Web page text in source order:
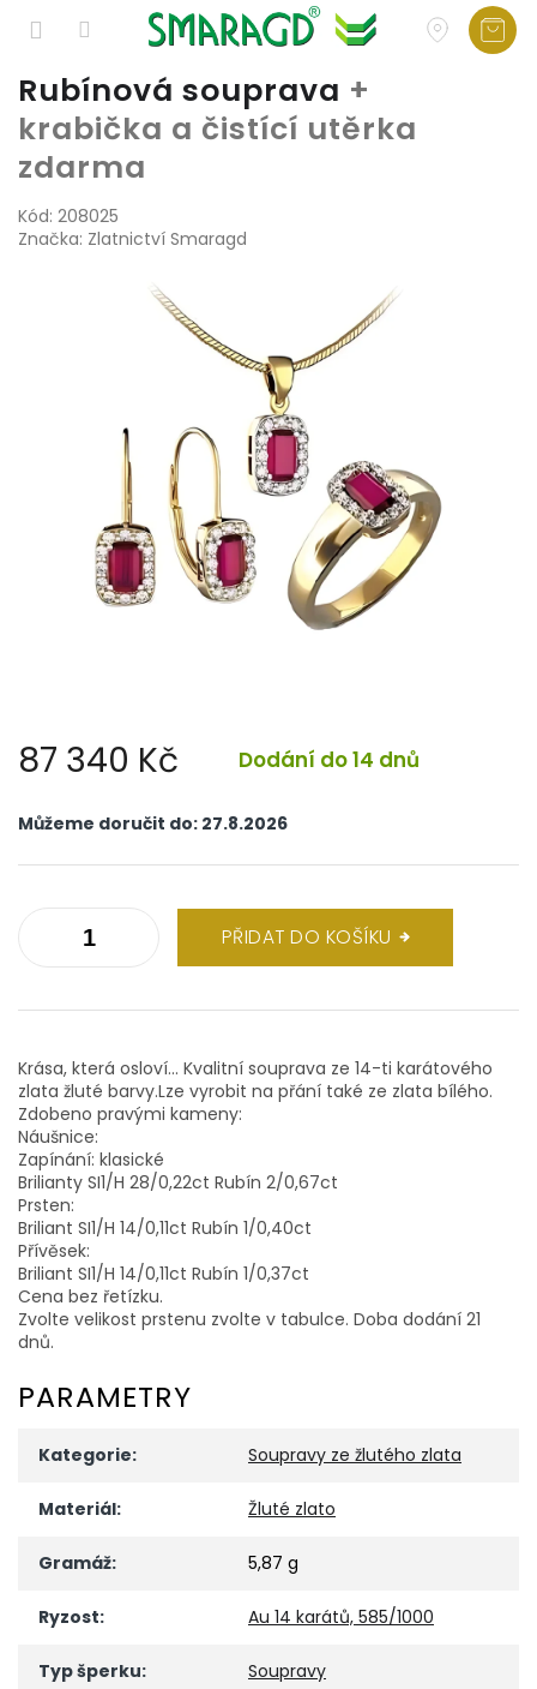
Přejít
obsah
Rubínová souprava +
krabička a čistící utěrka
zdarma
Kód: 208025
Značka: Zlatnictví Smaragd
87 340 Kč Dodání do 14 dnů
cena:
Můžeme doručit do: 27.8.2026
PŘIDAT DO KOŠÍKU
Krása, která osloví... Kvalitní souprava ze 14-ti karátového
zlata žluté barvy.Lze vyrobit na přání také ze zlata bílého.
Zdobeno pravými kameny:
Náušnice:
Zapínání: klasické
Brilianty SI1/H 28/0,22ct Rubín 2/0,67ct
Prsten:
Briliant SI1/H 14/0,11ct Rubín 1/0,40ct
Přívěsek:
Briliant SI1/H 14/0,11ct Rubín 1/0,37ct
Cena bez řetízku.
Zvolte velikost prstenu zvolte v tabulce. Doba dodání 21
dnů.
PARAMETRY
Kategorie: Soupravy ze žlutého zlata
Materiál: Žluté zlato
Gramáž: 5,87 g
Ryzost: Au 14 karátů, 585/1000
Typ šperku: Soupravy